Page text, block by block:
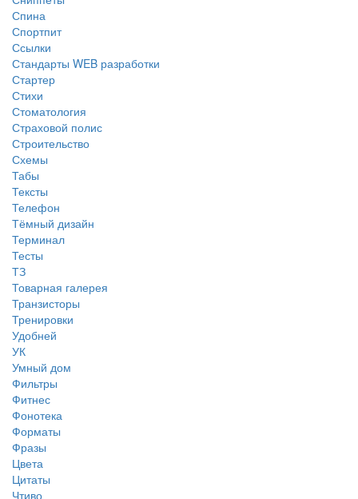
Спина
Спортпит
Ссылки
Стандарты WEB разработки
Стартер
Стихи
Стоматология
Страховой полис
Строительство
Схемы
Табы
Тексты
Телефон
Тёмный дизайн
Терминал
Тесты
ТЗ
Товарная галерея
Транзисторы
Тренировки
Удобней
УК
Умный дом
Фильтры
Фитнес
Фонотека
Форматы
Фразы
Цвета
Цитаты
Чтиво